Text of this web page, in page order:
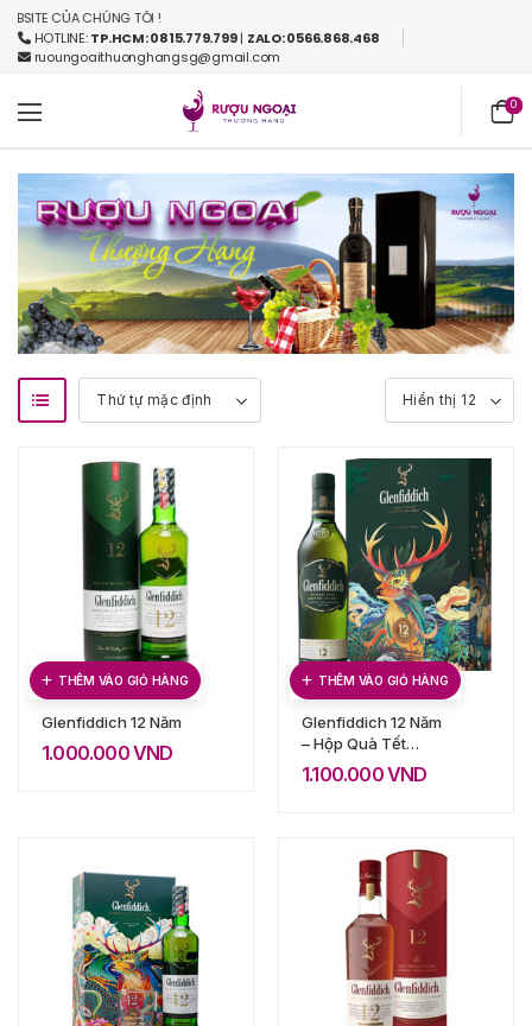
CỦA CHÚNG TÔI !
HOTLINE:TP.HCM: 0815.779.799| ZALO: 0566.868.468
ruoungoaithuonghangsg@gmail.com
0
THÊM VÀO GIỎ HÀNG
Glenfiddich 12 Năm
1.000.000VND
THÊM VÀO GIỎ HÀNG
Glenfiddich 12 Năm
– Hộp Quà Tết
2020
1.100.000VND